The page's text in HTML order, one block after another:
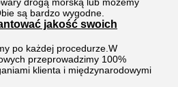
są bardzo wygodne.
jakość swoich
po każdej procedurze.W
przeprowadzimy 100%
klienta i międzynarodowymi